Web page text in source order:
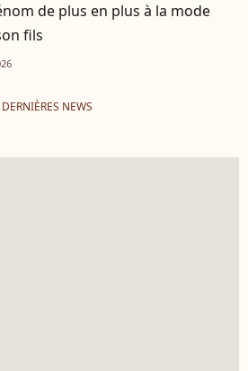
de plus en plus à la mode
fils
DERNIÈRES NEWS